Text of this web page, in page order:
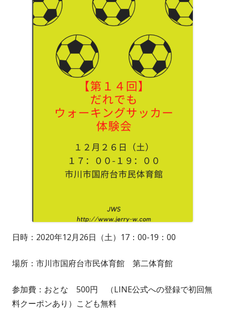
日時：2020年12月26日（土）17：00-19：00
場所：市川市国府台市民体育館 第二体育館
参加費：おとな 500円 （LINE公式への登録で初回無
料クーポンあり）こども無料